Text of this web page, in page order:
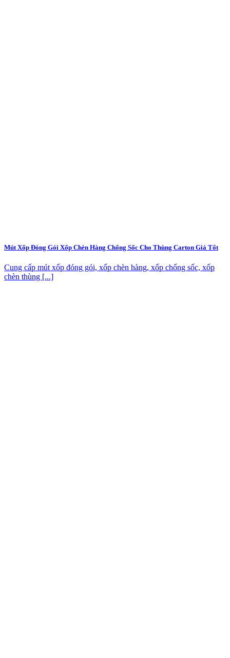
Mút Xốp Đóng Gói Xốp Chèn Hàng Chống Sốc Cho Thùng Carton Giá Tốt
Cung cấp mút xốp đóng gói, xốp chèn hàng, xốp chống sốc, xốp
chèn thùng [...]